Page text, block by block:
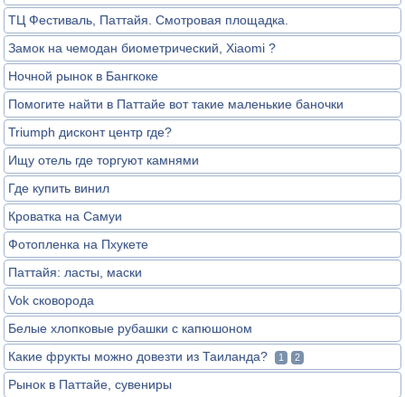
ТЦ Фестиваль, Паттайя. Смотровая площадка.
Замок на чемодан биометрический, Xiaomi ?
Ночной рынок в Бангкоке
Помогите найти в Паттайе вот такие маленькие баночки
Triumph дисконт центр где?
Ищу отель где торгуют камнями
Где купить винил
Кроватка на Самуи
Фотопленка на Пхукете
Паттайя: ласты, маски
Vok сковорода
Белые хлопковые рубашки с капюшоном
Какие фрукты можно довезти из Таиланда?
1 2
Рынок в Паттайе, сувениры